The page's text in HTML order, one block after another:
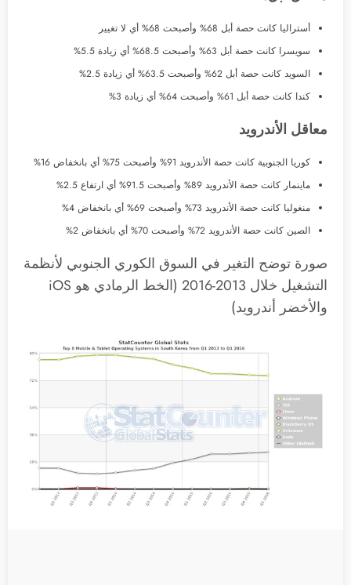
أستراليا كانت حصة أبل 68% وأصبحت 68% أي لا تغيير
سويسرا كانت حصة أبل 63% وأصبحت 68.5% أي زيادة 5.5%
السويد كانت حصة أبل 62% وأصبحت 63.5% أي زيادة 2.5%
كندا كانت حصة أبل 61% وأصبحت 64% أي زيادة 3%
معاقل الأندرويد
كوريا الجنوبية كانت حصة الأندرويد 91% وأصبحت 75% أي بانخفاض 16%
ماينمار كانت حصة الأندرويد 89% وأصبحت 91.5% أي ارتفاع 2.5%
منغوليا كانت حصة الأندرويد 73% وأصبحت 69% أي بانخفاض 4%
الصين كانت حصة الأندرويد 72% وأصبحت 70% أي بانخفاض 2%
صورة توضح التغير في السوق الكوري الجنوبي لأنظمة
التشغيل خلال 2013-2016 (الخط الرمادي هو iOS
والأخضر أندرويد)